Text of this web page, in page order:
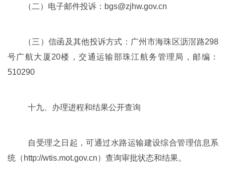
（二）电子邮件投诉：bgs@zjhw.gov.cn
（三）信函及其他投诉方式：广州市海珠区沥滘路298
号广航大厦20楼，交通运输部珠江航务管理局，邮编：
510290
十九、办理进程和结果公开查询
自受理之日起，可通过水路运输建设综合管理信息系
统（http://wtis.mot.gov.cn）查询审批状态和结果。